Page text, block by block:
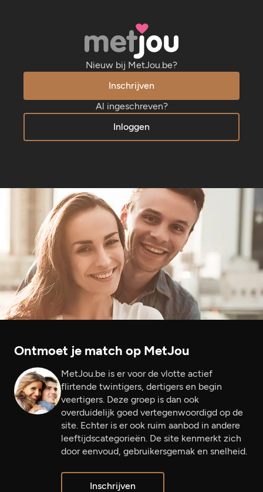
Nieuw bij MetJou.be?
Inschrijven
Al ingeschreven?
Inloggen
Ontmoet je match op MetJou
MetJou.be is er voor de vlotte actief
flirtende twintigers, dertigers en begin
veertigers. Deze groep is dan ook
overduidelijk goed vertegenwoordigd op de
site. Echter is er ook ruim aanbod in andere
leeftijdscategorieën. De site kenmerkt zich
door eenvoud, gebruikersgemak en snelheid.
Inschrijven